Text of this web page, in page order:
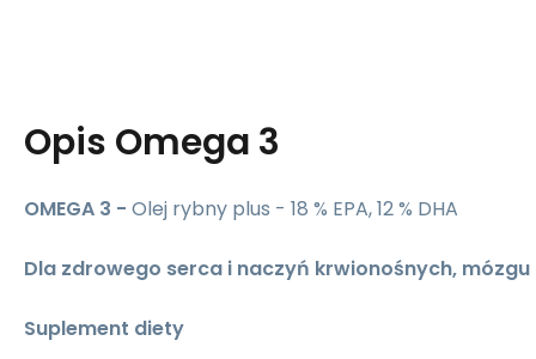
Opis Omega 3
OMEGA 3 - Olej rybny plus - 18 % EPA, 12 % DHA
Dla zdrowego serca i naczyń krwionośnych, mózgu
Suplement diety